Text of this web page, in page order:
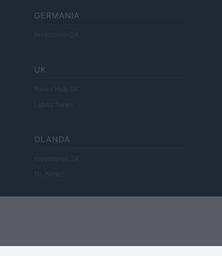
GERMANIA
Investieren24
UK
News Hub UK
Lgbtq News
OLANDA
Investeren 24
NL Newz